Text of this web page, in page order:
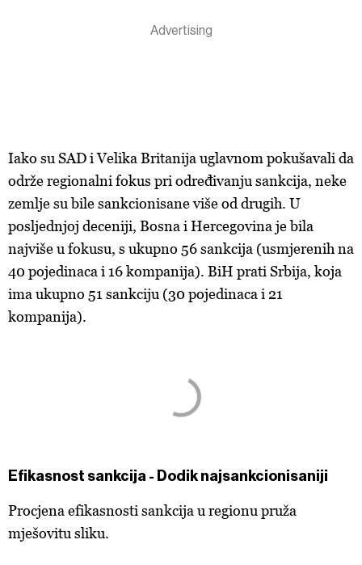
Iako su SAD i Velika Britanija uglavnom pokušavali da
održe regionalni fokus pri određivanju sankcija, neke
zemlje su bile sankcionisane više od drugih. U
posljednjoj deceniji, Bosna i Hercegovina je bila
najviše u fokusu, s ukupno 56 sankcija (usmjerenih na
40 pojedinaca i 16 kompanija). BiH prati Srbija, koja
ima ukupno 51 sankciju (30 pojedinaca i 21
kompanija).
Efikasnost sankcija - Dodik najsankcionisaniji
Procjena efikasnosti sankcija u regionu pruža
mješovitu sliku.